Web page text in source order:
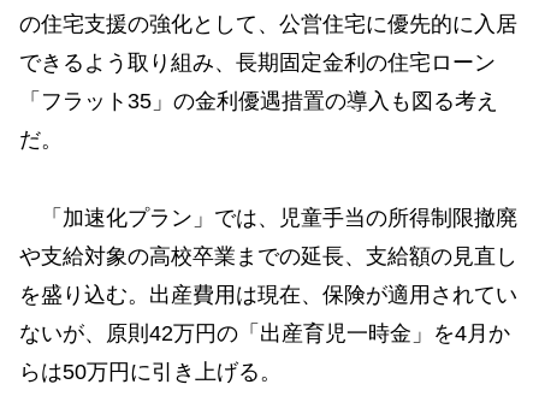
の住宅支援の強化として、公営住宅に優先的に入居
できるよう取り組み、長期固定金利の住宅ローン
「フラット35」の金利優遇措置の導入も図る考え
だ。
「加速化プラン」では、児童手当の所得制限撤廃
や支給対象の高校卒業までの延長、支給額の見直し
を盛り込む。出産費用は現在、保険が適用されてい
ないが、原則42万円の「出産育児一時金」を4月か
らは50万円に引き上げる。